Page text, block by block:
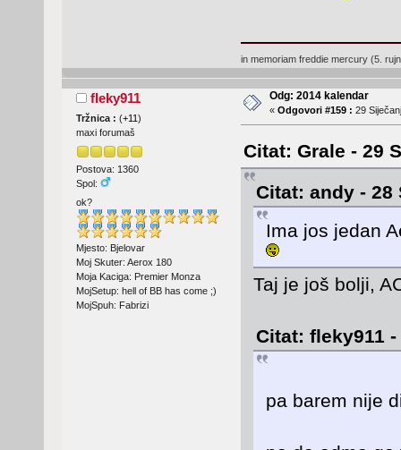
in memoriam freddie mercury (5.
fleky911
Tržnica : (+11)
maxi forumaš
Postova: 1360
Spol:
ok?
Mjesto: Bjelovar
Moj Skuter: Aerox 180
Moja Kaciga: Premier Monza
MojSetup: hell of BB has come ;)
MojSpuh: Fabrizi
Odg: 2014 kalendar
« Odgovori #159 : 29
Citat: Grale - 29
Citat: andy - 28
Ima jos jedan
Taj je još bolji,
Citat: fleky911
pa barem nije